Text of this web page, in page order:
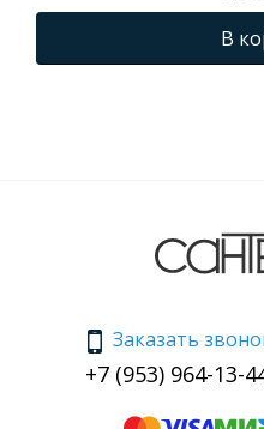
В
Заказать
+7 (953) 964-13-